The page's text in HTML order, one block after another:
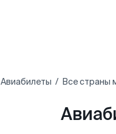
Авиабилеты Все страны